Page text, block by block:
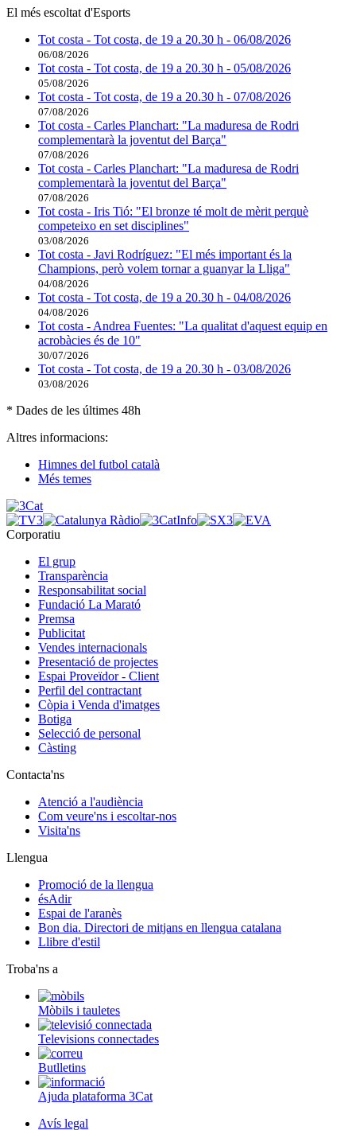
El més escoltat d'Esports
Tot costa - Tot costa, de 19 a 20.30 h - 06/08/2026
06/08/2026
Tot costa - Tot costa, de 19 a 20.30 h - 05/08/2026
05/08/2026
Tot costa - Tot costa, de 19 a 20.30 h - 07/08/2026
07/08/2026
Tot costa - Carles Planchart: "La maduresa de Rodri
complementarà la joventut del Barça"
07/08/2026
Tot costa - Carles Planchart: "La maduresa de Rodri
complementarà la joventut del Barça"
07/08/2026
Tot costa - Iris Tió: "El bronze té molt de mèrit perquè
competeixo en set disciplines"
03/08/2026
Tot costa - Javi Rodríguez: "El més important és la
Champions, però volem tornar a guanyar la Lliga"
04/08/2026
Tot costa - Tot costa, de 19 a 20.30 h - 04/08/2026
04/08/2026
Tot costa - Andrea Fuentes: "La qualitat d'aquest equip en
acrobàcies és de 10"
30/07/2026
Tot costa - Tot costa, de 19 a 20.30 h - 03/08/2026
03/08/2026
* Dades de les últimes 48h
Altres informacions:
Himnes del futbol català
Més temes
Corporatiu
El grup
Transparència
Responsabilitat social
Fundació La Marató
Premsa
Publicitat
Vendes internacionals
Presentació de projectes
Espai Proveïdor - Client
Perfil del contractant
Còpia i Venda d'imatges
Botiga
Selecció de personal
Càsting
Contacta'ns
Atenció a l'audiència
Com veure'ns i escoltar-nos
Visita'ns
Llengua
Promoció de la llengua
ésAdir
Espai de l'aranès
Bon dia. Directori de mitjans en llengua catalana
Llibre d'estil
Troba'ns a
Mòbils i tauletes
Televisions connectades
Butlletins
Ajuda plataforma 3Cat
Avís legal